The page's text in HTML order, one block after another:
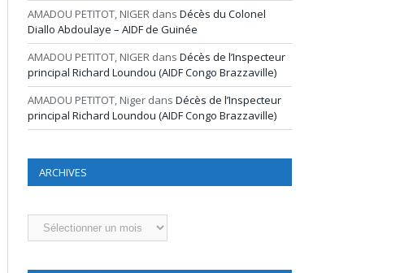
AMADOU PETITOT, NIGER dans Décès du Colonel
Diallo Abdoulaye – AIDF de Guinée
AMADOU PETITOT, NIGER dans Décès de l’Inspecteur
principal Richard Loundou (AIDF Congo Brazzaville)
AMADOU PETITOT, Niger dans Décès de l’Inspecteur
principal Richard Loundou (AIDF Congo Brazzaville)
ARCHIVES
Archives